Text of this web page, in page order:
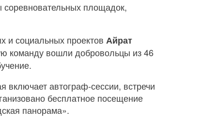
соревновательных площадок,
и социальных проектов Айрат
команду вошли добровольцы из 46
автограф-сессии, встречи
бесплатное посещение
панорама».